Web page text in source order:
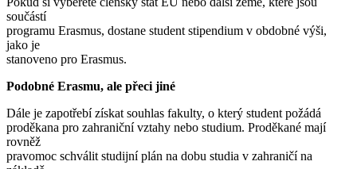
součástí
programu Erasmus, dostane student stipendium v obdobné výši,
jako je
stanoveno pro Erasmus.
Podobné Erasmu, ale přeci jiné
Dále je zapotřebí získat souhlas fakulty, o který student požádá
proděkana pro zahraniční vztahy nebo studium. Proděkané mají
rovněž
pravomoc schválit studijní plán na dobu studia v zahraničí na